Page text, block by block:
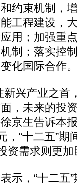
约束机制，
工程建设，
用；加强重
制；落实控
化国际合作
兴产业之首
，未来的投
京生告诉本
“十二五”期
资需求则更
，“十二五”